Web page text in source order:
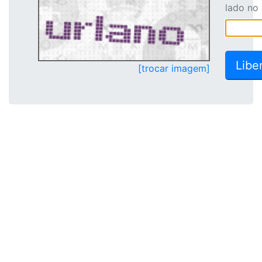
[trocar imagem]
lado no